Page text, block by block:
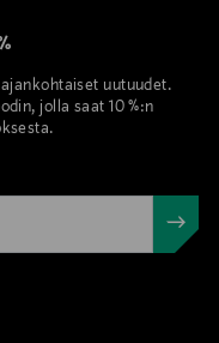
uutuudet.
jolla saat 10 %:n